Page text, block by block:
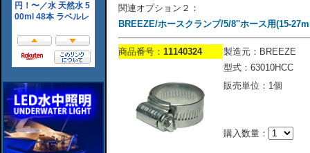
関連オプション２：
BREEZE/ホースクランプ/5/8''ホース用(15-
商品番号： 11140324
製造元：BREEZE
型式：63010HCC
販売単位：1個
購入数量：